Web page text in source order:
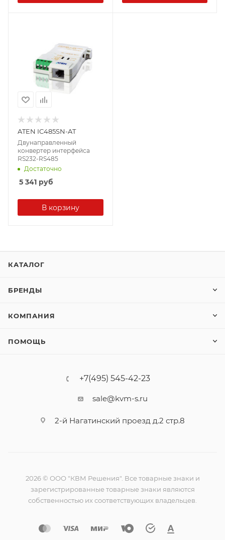
ATEN IC485SN-AT
Двунаправленный
конвертер интерфейса
RS232-RS485
Достаточно
5 341 руб
В корзину
КАТАЛОГ
БРЕНДЫ
КОМПАНИЯ
ПОМОЩЬ
+7(495) 545-42-23
sale@kvm-s.ru
2-й Нагатинский проезд д.2 стр.8
2026 © ООО "КВМ Решения". Все товарные знаки и
зарегистрированные товарные знаки являются
собственностью их соответствующих владельцев.